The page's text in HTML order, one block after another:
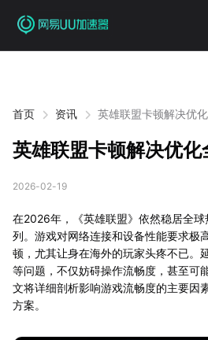
首页 资讯 英雄联盟卡顿解决优化
英雄联盟卡顿解决优化
2026-02-19
在2026年，《英雄联盟》依然稳居全球
列。游戏对网络连接和设备性能要求极
顿，尤其让身在海外的玩家头疼不已。
等问题，不仅妨碍操作流畅度，甚至可
文将详细剖析影响游戏流畅度的主要因
方案。